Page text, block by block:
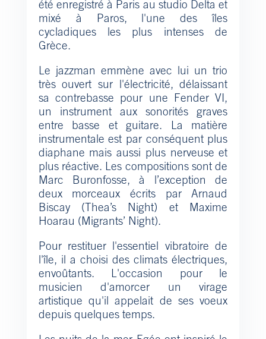
été enregistré à Paris au studio Delta et
mixé à Paros, l'une des îles
cycladiques les plus intenses de
Grèce.
Le jazzman emmène avec lui un trio
très ouvert sur l'électricité, délaissant
sa contrebasse pour une Fender VI,
un instrument aux sonorités graves
entre basse et guitare. La matière
instrumentale est par conséquent plus
diaphane mais aussi plus nerveuse et
plus réactive. Les compositions sont de
Marc Buronfosse, à l’exception de
deux morceaux écrits par Arnaud
Biscay (Thea’s Night) et Maxime
Hoarau (Migrants’ Night).
Pour restituer l'essentiel vibratoire de
l'île, il a choisi des climats électriques,
envoûtants. L'occasion pour le
musicien d'amorcer un virage
artistique qu'il appelait de ses voeux
depuis quelques temps.